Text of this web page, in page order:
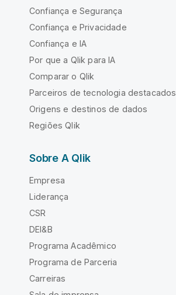
Confiança e Segurança
Confiança e Privacidade
Confiança e IA
Por que a Qlik para IA
Comparar o Qlik
Parceiros de tecnologia destacados
Origens e destinos de dados
Regiões Qlik
Sobre A Qlik
Empresa
Liderança
CSR
DEI&B
Programa Acadêmico
Programa de Parceria
Carreiras